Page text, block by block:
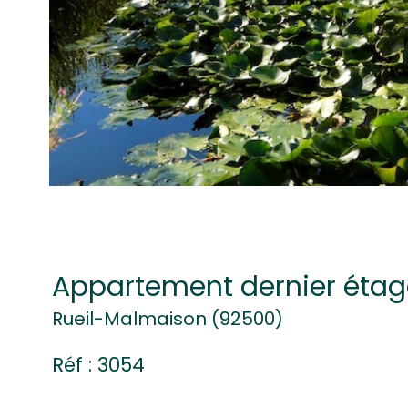
Appartement dernier
Rueil-Malmaison (92500)
Réf : 3054